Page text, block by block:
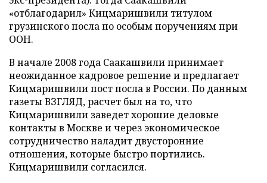
«отблагодарил» Кицмаришвили титулом
грузинского посла по особым поручениям при
ООН.
В начале 2008 года Саакашвили принимает
неожиданное кадровое решение и предлагает
Кицмаришвили пост посла в России. По данным
газеты ВЗГЛЯД, расчет был на то, что
Кицмаришвили заведет хорошие деловые
контакты в Москве и через экономическое
сотрудничество наладит двусторонние
отношения, которые быстро портились.
Кицмаришвили согласился.